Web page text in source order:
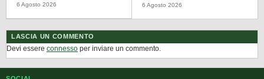
6 Agosto 2026 6 Agosto 2026
LASCIA UN COMMENTO
Devi essere connesso per inviare un commento.